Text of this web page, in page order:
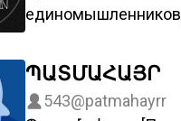
должны быть
Армяне и
ՊԱՏՄԱՀԱՅՐ
543@patmahayrr